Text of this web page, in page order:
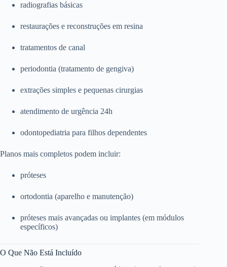
radiografias básicas
restaurações e reconstruções em resina
tratamentos de canal
periodontia (tratamento de gengiva)
extrações simples e pequenas cirurgias
atendimento de urgência 24h
odontopediatria para filhos dependentes
Planos mais completos podem incluir:
próteses
ortodontia (aparelho e manutenção)
próteses mais avançadas ou implantes (em módulos
específicos)
O Que Não Está Incluído